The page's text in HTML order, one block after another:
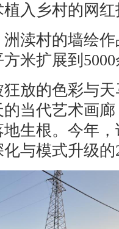
入乡村的网
村的墙绘作
米扩展到
的色彩与天
当代艺术画
生根。今年
与模式升级的